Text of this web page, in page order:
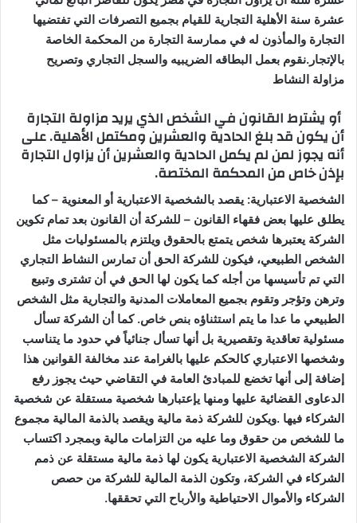
عشرة سنة الأهلية التجارية للقيام بجميع التصرفات التي تفتضيها
التجارة والمأذون له في ممارسة التجارة من المحكمة الخاصة
بالإتجار .نقوم بعمل البطاقه الضريبيه والسجل التجاري وتصريح
مزاولة النشاط
أو يشترط القانون في الشخص الذي يريد مزاولة التجارة
أن يكون قد بلغ الحادية والعشرين ومكتمل الأهلية. على
أنه يجوز لمن لم يكمل الحادية والعشرين أن يزاول التجارة
بإذن خاص من المحكمة المختصة.
الشخصية الاعتبارية: يقصد بالشخصية الاعتبارية أو المعنوية – كما
يطلق عليها بعض فقهاء القانون – للشركة أن القانون بعد تمام تكوين
الشركة يعتبرها شخص يتمتع بالحقوق ويلتزم بالمسئوليات مثل
الشخص الطبيعي، فيكون للشركة الحق أن تمارس النشاط التجاري
التي تم تأسيسها من أجله كما يكون لها الحق في أن تشترى وتبيع
وترهن وتؤجر وتقوم بجميع المعاملات المدنية والتجارية مثل الشخص
الطبيعي ما عدا ما يتم استثناؤه بنص خاص. كما أن الشركة تسأل
مسئولية تعاقدية وتقصيرية بل أنها تسأل جنائياً في حدود ما يتناسب
وشخصها الاعتباري كالحكم عليها بالغرامة عند مخالفة القوانين هذا
إضافة إلى أنها تخضع للمبادئ العامة في التقاضي حيث يجوز رفع
الدعاوى القضائية عليها ومنها يإعتبارها شخصية مستقلة عن شخصية
الشركاء فيها .ويكون للشركة ذمة مالية ويقصد بالذمة المالية مجموع
ما للشخص من حقوق وما عليه من التزامات مالية وبمجرد اكتساب
الشركة الشخصية الاعتبارية يكون لها ذمة مالية مستقلة عن ذمم
الشركاء في الشركة، وتكون الذمة المالية للشركة من حصص
الشركاء والأموال الاحتياطية والأرباح التي تحققها.